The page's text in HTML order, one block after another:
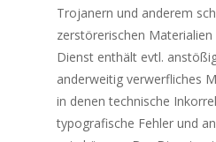
Trojanern und anderem
zerstörerischen
Dienst enthält evtl.
anderweitig verwerfliches
in denen technische
typografische Fehler und